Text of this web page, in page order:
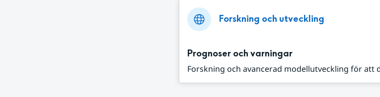
Forskning och utveckling
Prognoser och varningar
Forskning och avancerad modellutveckling för att